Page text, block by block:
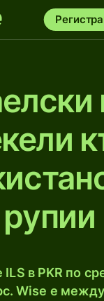
рупии
в PKR по
Wise е